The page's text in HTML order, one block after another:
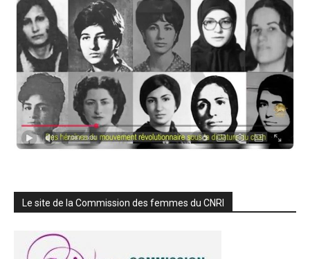
Le site de la Commission des femmes du CNRI